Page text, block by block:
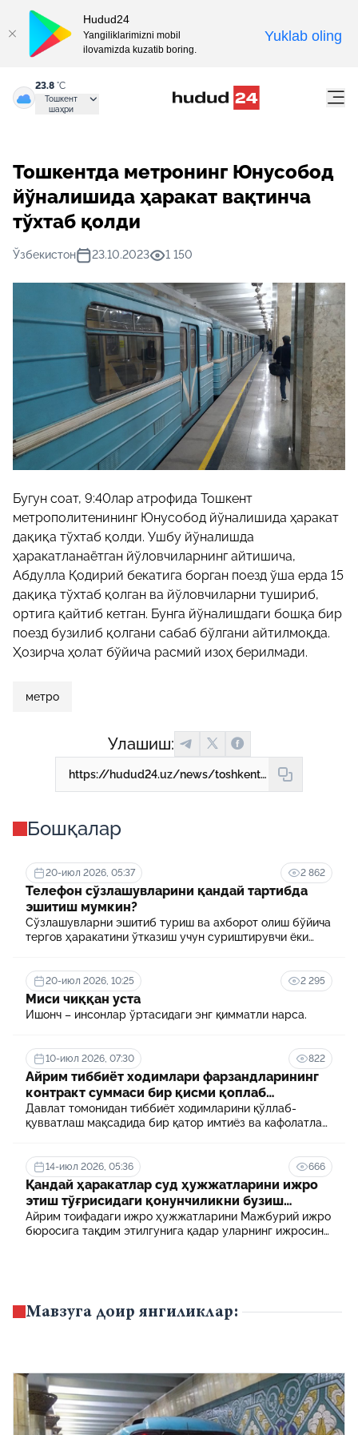
23.8 °C
Тошкент
шаҳри
Тошкентда метронинг Юнусобод
йўналишида ҳаракат вақтинча
тўхтаб қолди
Ўзбекистон 23.10.2023 1 150
Бугун соат, 9:40лар атрофида Тошкент
метрополитенининг Юнусобод йўналишида ҳаракат
дақиқа тўхтаб қолди. Ушбу йўналишда
ҳаракатланаётган йўловчиларнинг айтишича,
Абдулла Қодирий бекатига борган поезд ўша ерда 15
дақиқа тўхтаб қолган ва йўловчиларни тушириб,
ортига қайтиб кетган. Бунга йўналишдаги бошқа бир
поезд бузилиб қолгани сабаб бўлгани айтилмоқда.
Ҳозирча ҳолат бўйича расмий изоҳ берилмади.
метро
Улашиш:
https://hudud24.uz/news/toshkentda-metroning-yunusobod-junalishida-kharakat-vaktincha-tuhtab-koldi
Бошқалар
20-июл 2026, 05:37 2 862
Телефон сўзлашувларини қандай тартибда
эшитиш мумкин?
Сўзлашувларни эшитиб туриш ва ахборот олиш бўйича
тергов ҳаракатини ўтказиш учун суриштирувчи ёки
20-июл 2026, 10:25 2 295
Миси чиққан уста
Ишонч – инсонлар ўртасидаги энг қимматли нарса.
10-июл 2026, 07:30 822
Айрим тиббиёт ходимлари фарзандларининг
контракт суммаси бир қисми қоплаб
берилади
Давлат томонидан тиббиёт ходимларини қўллаб-
қувватлаш мақсадида бир қатор имтиёз ва кафолатлар
муассасасида ўқиш учун тўланадиган контракт
маблағининг бир қисмини қоплаб бериш тартибидир
14-июл 2026, 05:36 666
Қандай ҳаракатлар суд ҳужжатларини ижро
этиш тўғрисидаги қонунчиликни бузиш
ҳисобланади? 5 муҳим факт
Айрим тоифадаги ижро ҳужжатларини Мажбурий ижро
бюросига тақдим этилгунига қадар уларнинг ижросини
Мавзуга доир янгиликлар:
Hudud24
Yangiliklarimizni mobil
ilovamizda kuzatib boring.
Yuklab oling